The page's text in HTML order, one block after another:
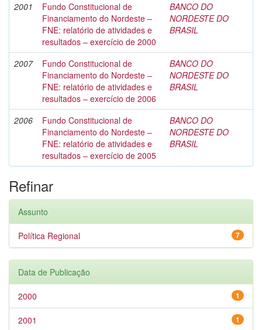
2001
Fundo Constitucional de
Financiamento do Nordeste –
FNE: relatório de atividades e
resultados – exercício de 2000
BANCO DO
NORDESTE DO
BRASIL
2007
Fundo Constitucional de
Financiamento do Nordeste –
FNE: relatório de atividades e
resultados – exercício de 2006
BANCO DO
NORDESTE DO
BRASIL
2006
Fundo Constitucional de
Financiamento do Nordeste –
FNE: relatório de atividades e
resultados – exercício de 2005
BANCO DO
NORDESTE DO
BRASIL
Refinar
Assunto
7
Política Regional
Data de Publicação
1
2000
1
2001